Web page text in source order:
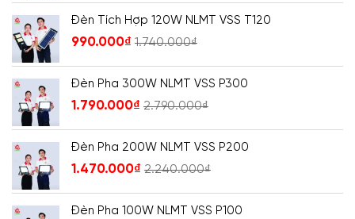
Đèn Tích Hợp 120W NLMT VSS T120
990.000₫ 1.740.000₫
Đèn Pha 300W NLMT VSS P300
1.790.000₫ 2.790.000₫
Đèn Pha 200W NLMT VSS P200
1.470.000₫ 2.240.000₫
Đèn Pha 100W NLMT VSS P100